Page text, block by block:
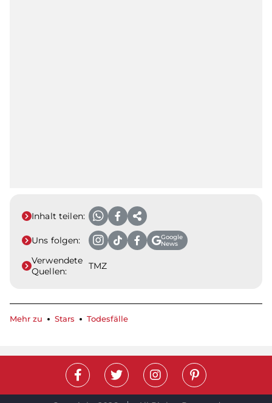
Inhalt teilen:
Uns folgen:
Google
News
Verwendete
Quellen:
TMZ
Mehr zu Stars Todesfälle